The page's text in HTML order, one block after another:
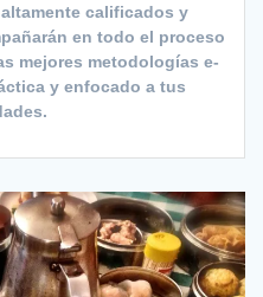
calificados y
en todo el proceso
mejores metodologías e-
y enfocado a tus